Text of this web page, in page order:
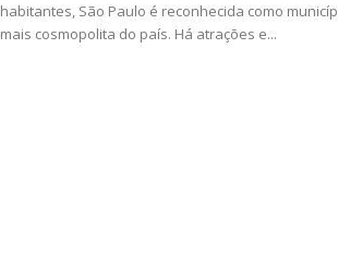
habitantes, São Paulo é reconhecida como
mais cosmopolita do país. Há atrações e...